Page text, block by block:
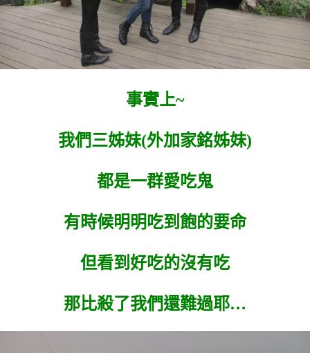
事實上~
我們三姊妹(外加家銘姊妹)
都是一群愛吃鬼
有時候明明吃到飽的要命
但看到好吃的沒有吃
那比殺了我們還難過耶…